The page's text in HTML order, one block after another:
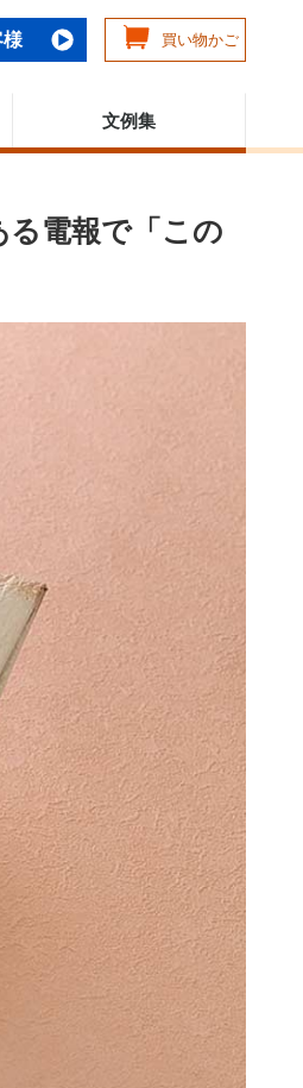
様 買い物かご
文例集
る電報で「この